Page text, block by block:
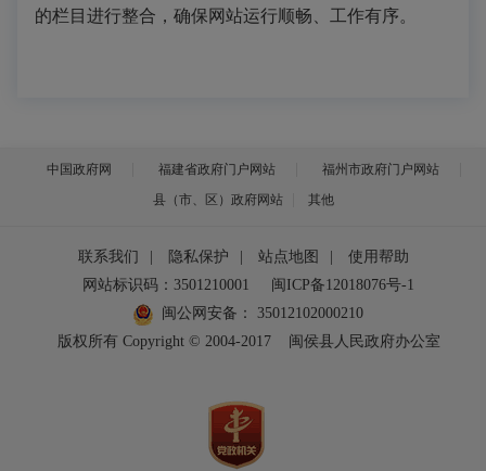
的栏目进行整合，确保网站运行顺畅、工作有序。
中国政府网 福建省政府门户网站
福州市政府门户网站
县（市、区）政府网站
其他
联系我们 隐私保护 站点地图
使用帮助
网站标识码：3501210001
闽ICP备12018076号-1
闽公网安备：
35012102000210
版权所有 Copyright © 2004-2017
闽侯县人民政府办公室